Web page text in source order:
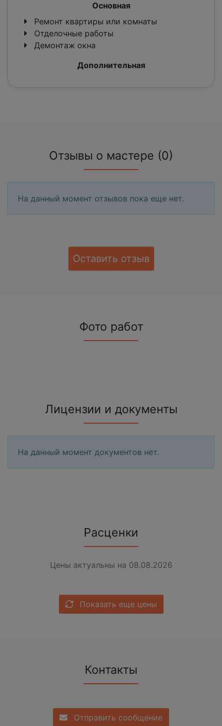
Основная
Ремонт квартиры или комнаты
Отделочные работы
Демонтаж окна
Дополнительная
Отзывы о мастере (0)
На данный момент отзывов пока еще нет.
Оставить отзыв
Фото работ
Лицензии и документы
На данный момент документов нет.
Расценки
Цены актуальны на 08.08.2026
Показать еще цены
Контакты
Отправить сообщение